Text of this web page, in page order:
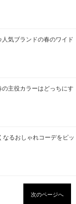
気ブランドの春のワイド
主役カラーはどっちにす
るおしゃれコーデをピッ
次のページへ